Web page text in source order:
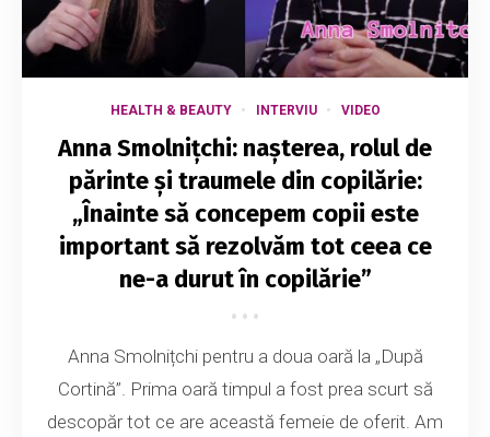
HEALTH & BEAUTY INTERVIU VIDEO
Anna Smolnițchi: nașterea, rolul de
părinte și traumele din copilărie:
„Înainte să concepem copii este
important să rezolvăm tot ceea ce
ne-a durut în copilărie”
Anna Smolnițchi pentru a doua oară la „După
Cortină”. Prima oară timpul a fost prea scurt să
descopăr tot ce are această femeie de oferit. Am